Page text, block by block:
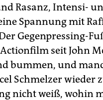
Rasanz, Intensi-
Spannung mit
Gegenpressing-
seit John
bummen, und
Schmelzer
nicht weiß, wohin